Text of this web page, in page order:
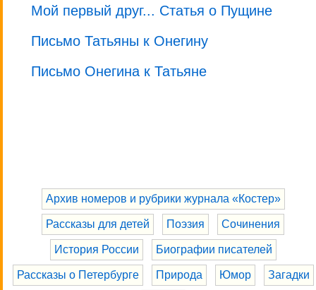
Мой первый друг... Статья о Пущине
Письмо Татьяны к Онегину
Письмо Онегина к Татьяне
Архив номеров и рубрики журнала «Костер»
Рассказы для детей Поэзия Сочинения
История России Биографии писателей
Рассказы о Петербурге Природа Юмор Загадки